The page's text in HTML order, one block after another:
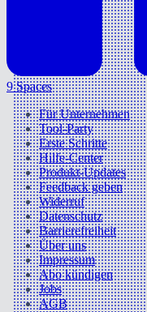
9 Spaces
Für Unternehmen
Tool-Party
Erste Schritte
Hilfe-Center
Produkt-Updates
Feedback geben
Widerruf
Datenschutz
Barrierefreiheit
Über uns
Impressum
Abo kündigen
Jobs
AGB